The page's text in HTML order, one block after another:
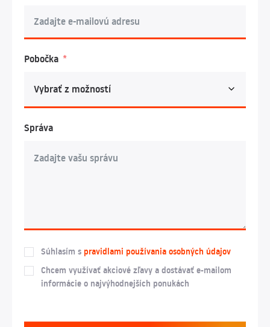
Pobočka
Správa
Súhlasím s pravidlami používania osobných údajov
Chcem využívať akciové zľavy a dostávať e-mailom
informácie o najvýhodnejších ponukách